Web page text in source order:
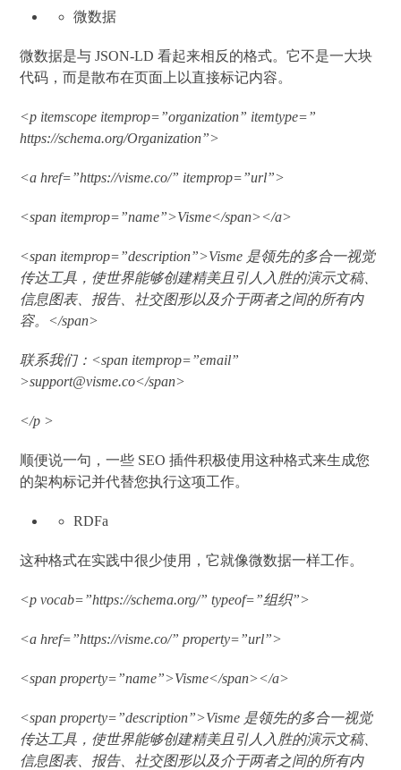
微数据
微数据是与 JSON-LD 看起来相反的格式。它不是一大块
代码，而是散布在页面上以直接标记内容。
<p itemscope itemprop=”organization” itemtype=”
https://schema.org/Organization”>
<a href=”https://visme.co/” itemprop=”url”>
<span itemprop=”name”>Visme</span></a>
<span itemprop=”description”>Visme 是领先的多合一视觉
传达工具，使世界能够创建精美且引人入胜的演示文稿、
信息图表、报告、社交图形以及介于两者之间的所有内
容。</span>
联系我们：<span itemprop=”email”
>support@visme.co</span>
</p >
顺便说一句，一些 SEO 插件积极使用这种格式来生成您
的架构标记并代替您执行这项工作。
RDFa
这种格式在实践中很少使用，它就像微数据一样工作。
<p vocab=”https://schema.org/” typeof=”组织”>
<a href=”https://visme.co/” property=”url”>
<span property=”name”>Visme</span></a>
<span property=”description”>Visme 是领先的多合一视觉
传达工具，使世界能够创建精美且引人入胜的演示文稿、
信息图表、报告、社交图形以及介于两者之间的所有内